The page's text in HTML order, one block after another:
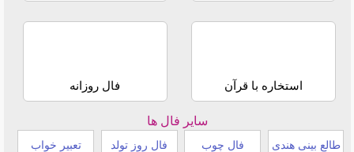
استخاره با قرآن فال روزانه
سایر فال ها
طالع بینی هندی فال چوب فال روز تولد تعبیر خواب